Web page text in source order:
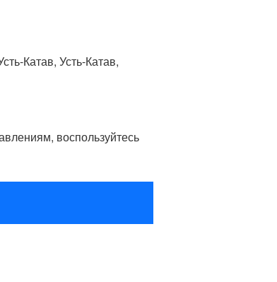
Катав, Усть-Катав,
воспользуйтесь